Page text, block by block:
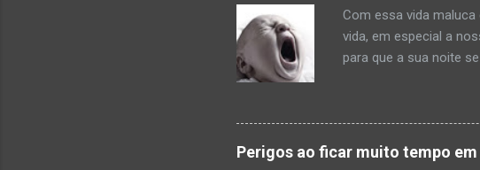
510-0015 e o atendi...
Com essa vida
vida, em especial a
para que a sua noite
Mantenha uma rotina
melhor caminho para
ser encerradas uma
hora Cochilar depois
Perigos ao ficar muito tempo